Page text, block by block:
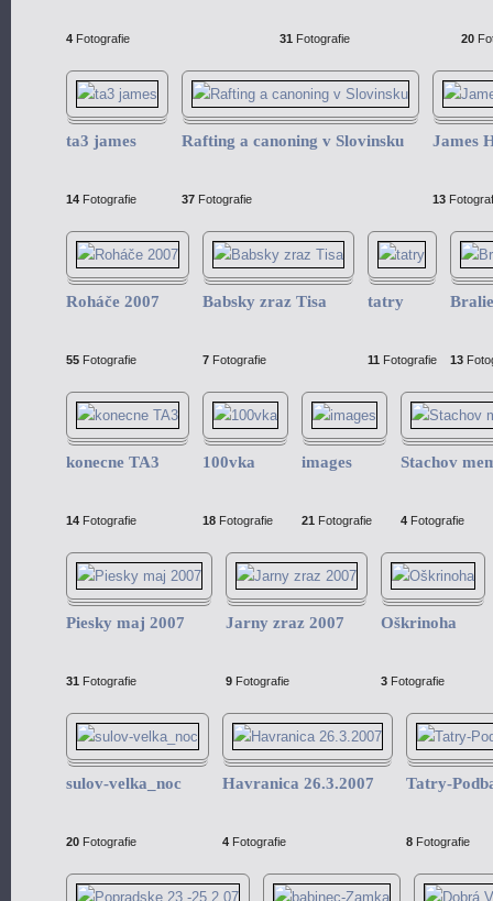
4 Fotografie 31 Fotografie 20
ta3 james
14 Fotografie
Rafting a canoning v Slovinsku
37 Fotografie
James
13
Roháče 2007
55 Fotografie
Babsky zraz Tisa
7 Fotografie
tatry
11 Fotografie 13
konecne TA3
14 Fotografie
100vka
18 Fotografie
images
21 Fotografie
Stachov
4 Fotografie
Piesky maj 2007
31 Fotografie
Jarny zraz 2007
9 Fotografie
Oškrinoha
3 Fotografie
sulov-velka_noc
20 Fotografie
Havranica 26.3.2007
4 Fotografie
Tatry-
8 Fotografie